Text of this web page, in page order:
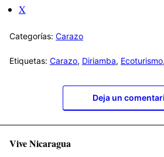
X
Categorías: Carazo
Etiquetas: Carazo, Diriamba, Ecoturismo,
Deja un
Vive Nicaragua